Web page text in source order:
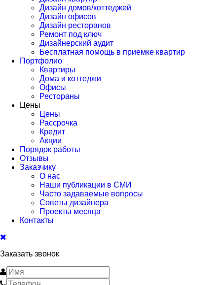
Дизайн домов/коттеджей
Дизайн офисов
Дизайн ресторанов
Ремонт под ключ
Дизайнерский аудит
Бесплатная помощь в приемке квартир
Портфолио
Квартиры
Дома и коттеджи
Офисы
Рестораны
Цены
Цены
Рассрочка
Кредит
Акции
Порядок работы
Отзывы
Заказчику
О нас
Наши публикации в СМИ
Часто задаваемые вопросы
Советы дизайнера
Проекты месяца
Контакты
Заказать звонок